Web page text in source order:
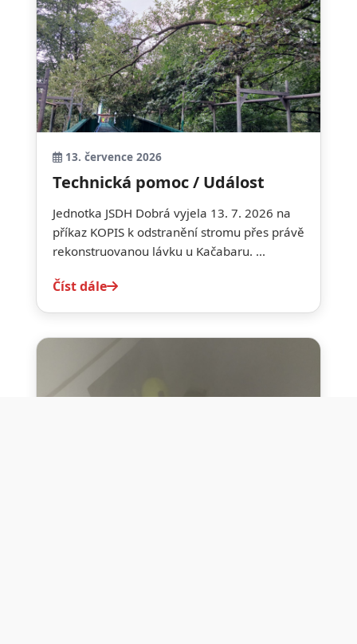
13. července 2026
Technická pomoc / Událost
Jednotka JSDH Dobrá vyjela 13. 7. 2026 na
příkaz KOPIS k odstranění stromu přes právě
rekonstruovanou lávku u Kačabaru. ...
Číst dále